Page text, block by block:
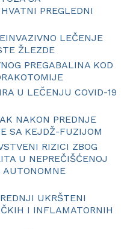
PREGLEDNI
LEČENJE
ŽLEZDE
PREGABALINA KOD
U LEČENJU COVID-19
NAKON PREDNJE
SA KEJDŽ-FUZIJOM
RIZICI ZBOG
U NEPREČIŠĆENOJ
AUTONOMNE
UKRŠTENI
I INFLAMATORNIH